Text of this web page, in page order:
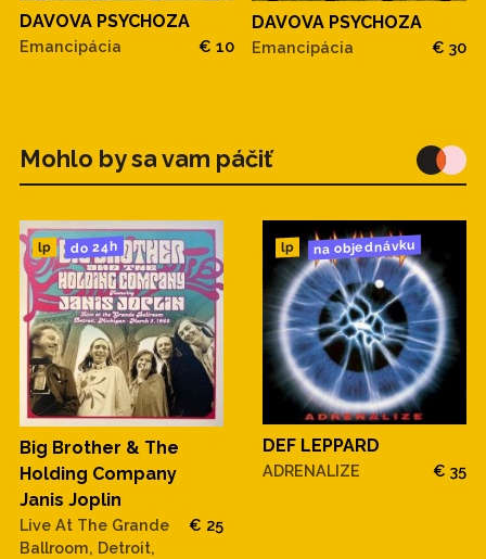
DAVOVA PSYCHOZA
Emancipácia € 10
DAVOVA PSYCHOZA
Emancipácia € 30
Mohlo by sa vam páčiť
lp do 24h
Big Brother & The
Holding Company
Janis Joplin
Live At The Grande
Ballroom, Detroit,
€ 25
lp na objednávku
DEF LEPPARD
ADRENALIZE € 35